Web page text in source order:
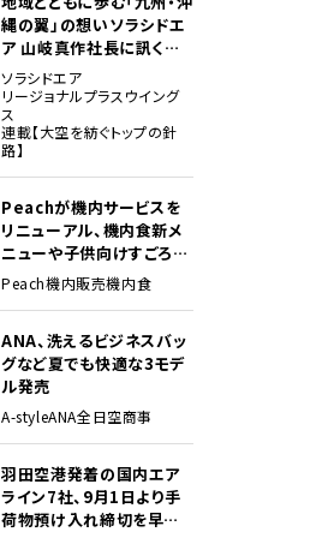
縄の翼」の想い――ソラシドエ
ア 山岐真作社長に訊く就
任1年の手応え
ソラシドエア
リージョナルプラスウイング
ス
連載【大空を紡ぐトップの針
路】
Peachが機内サービスを
リニューアル、機内食新メ
ニューや子供向けすごろく
など
Peach機内販売機内食
ANA、洗えるビジネスバッ
グなど夏でも快適な3モデ
ル発売
A-styleANA全日空商事
羽田空港発着の国内エア
ライン7社、9月1日より手
荷物預け入れ締切を早期